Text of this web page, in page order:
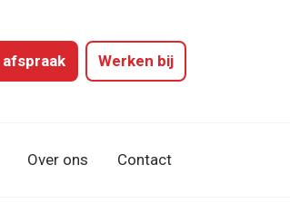
afspraak Werken bij
Over ons Contact